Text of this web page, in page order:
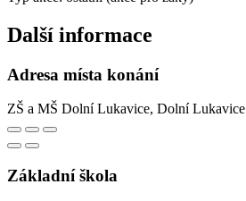
Další informace
Adresa místa konání
ZŠ a MŠ Dolní Lukavice, Dolní Lukavice
Základní škola